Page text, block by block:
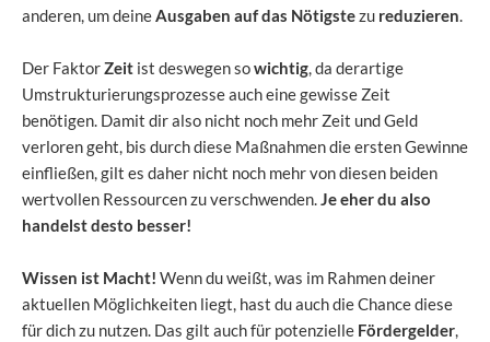
anderen, um deine Ausgaben auf das Nötigstezu reduzieren
Der FaktorZeit ist deswegen sowichtig , da derartige
Umstrukturierungsprozesse auch eine gewisse Zeit
benötigen. Damit dir also nicht noch mehr Zeit und Geld
verloren geht, bis durch diese Maßnahmen die ersten Gewinne
einfließen, gilt es daher nicht noch mehr von diesen beiden
wertvollen Ressourcen zu verschwenden. Je eher du also
handelst desto besser!
Wissen ist Macht! Wenn du weißt, was im Rahmen deiner
aktuellen Möglichkeiten liegt, hast du auch die Chance diese
für dich zu nutzen. Das gilt auch für potenzielle Fördergelder